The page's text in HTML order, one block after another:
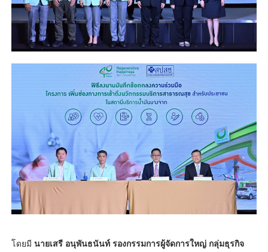
โดยมี นายเสรี อนุพันธนันท์ รองกรรมการผู้จัดการใหญ่ กลุ่มธุรกิจ